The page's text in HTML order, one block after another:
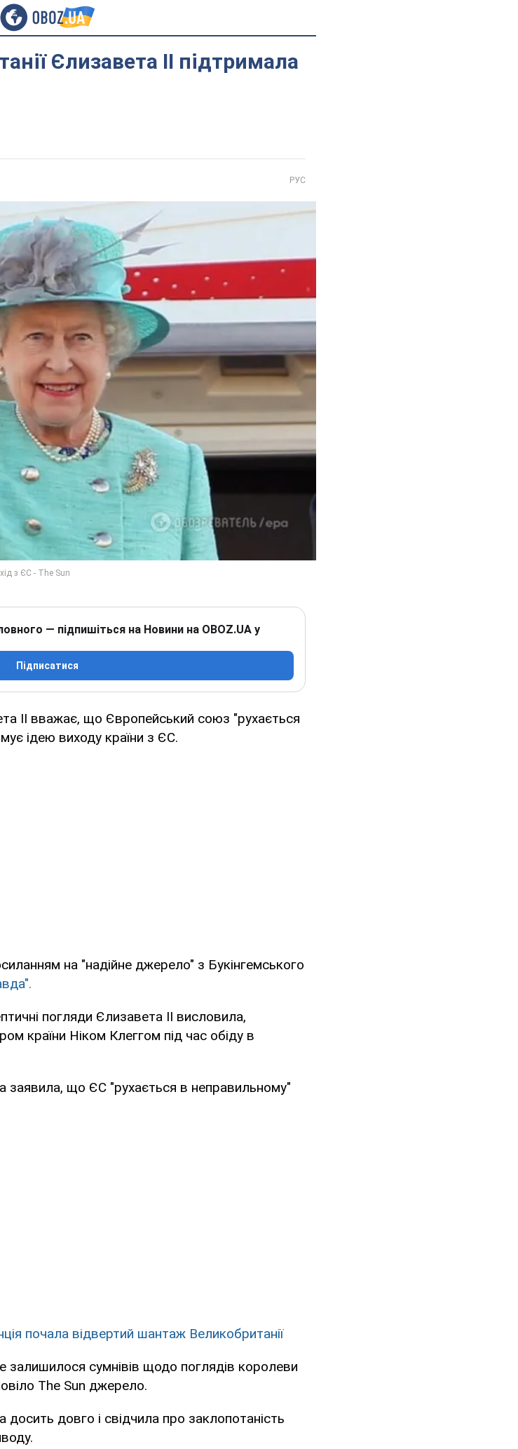
Єлизавета II підтримала
РУС
— підпишіться на Новини на OBOZ.UA у
Підписатися
II вважає, що Європейський союз "рухається
ідею виходу країни з ЄС.
на "надійне джерело" з Букінгемського
погляди Єлизавета II висловила,
країни Ніком Клеггом під час обіду в
заявила, що ЄС "рухається в неправильному"
почала відвертий шантаж Великобританії
залишилося сумнівів щодо поглядів королеви
The Sun джерело.
довго і свідчила про заклопотаність